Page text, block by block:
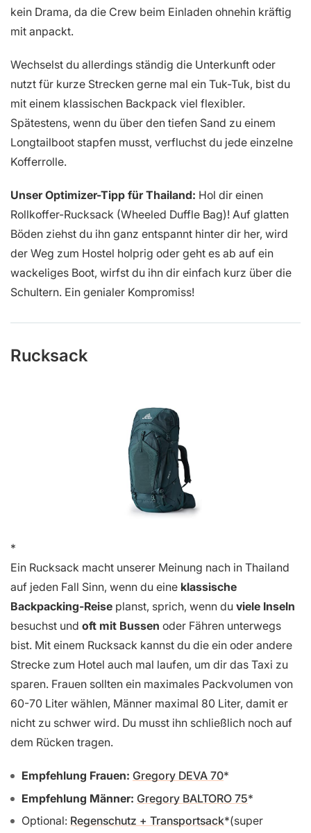
kein Drama, da die Crew beim Einladen ohnehin kräftig
mit anpackt.
Wechselst du allerdings ständig die Unterkunft oder
nutzt für kurze Strecken gerne mal ein Tuk-Tuk, bist du
mit einem klassischen Backpack viel flexibler.
Spätestens, wenn du über den tiefen Sand zu einem
Longtailboot stapfen musst, verfluchst du jede einzelne
Kofferrolle.
Unser Optimizer-Tipp für Thailand: Hol dir einen
Rollkoffer-Rucksack (Wheeled Duffle Bag)! Auf glatten
Böden ziehst du ihn ganz entspannt hinter dir her, wird
der Weg zum Hostel holprig oder geht es ab auf ein
wackeliges Boot, wirfst du ihn dir einfach kurz über die
Schultern. Ein genialer Kompromiss!
Rucksack
Ein Rucksack macht unserer Meinung nach in Thailand
auf jeden Fall Sinn, wenn du eine klassische
Backpacking-Reise planst, sprich, wenn du viele Inseln
besuchst und oft mit Bussen oder Fähren unterwegs
bist. Mit einem Rucksack kannst du die ein oder andere
Strecke zum Hotel auch mal laufen, um dir das Taxi zu
sparen. Frauen sollten ein maximales Packvolumen von
60-70 Liter wählen, Männer maximal 80 Liter, damit er
nicht zu schwer wird. Du musst ihn schließlich noch auf
dem Rücken tragen.
Empfehlung Frauen: Gregory DEVA 70
Empfehlung Männer: Gregory BALTORO 75
Optional: Regenschutz + Transportsack (super